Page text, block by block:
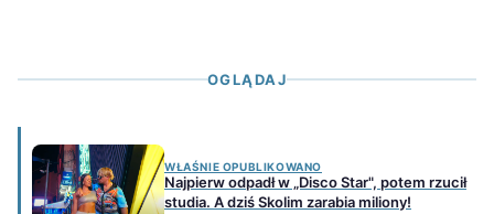
OGLĄDAJ
WŁAŚNIE OPUBLIKOWANO
Najpierw odpadł w „Disco Star", potem rzucił
studia. A dziś Skolim zarabia miliony!